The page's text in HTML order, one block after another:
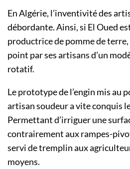
En Algérie, l’inventivité des
débordante. Ainsi, si El Oued
productrice de pomme de
point par ses artisans d’un
rotatif.
Le prototype de l’engin mis au
artisan soudeur a vite conquis
Permettant d’irriguer une
contrairement aux rampes-
servi de tremplin aux
moyens.